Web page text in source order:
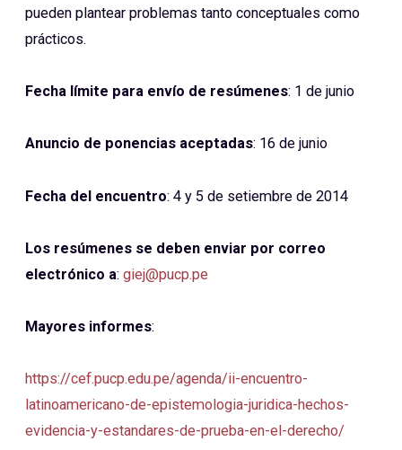
pueden plantear problemas tanto conceptuales como
prácticos.
Fecha límite para envío de resúmenes: 1 de junio
Anuncio de ponencias aceptadas: 16 de junio
Fecha del encuentro: 4 y 5 de setiembre de 2014
Los resúmenes se deben enviar por correo
electrónico a: giej@pucp.pe
Mayores informes:
https://cef.pucp.edu.pe/agenda/ii-encuentro-
latinoamericano-de-epistemologia-juridica-hechos-
evidencia-y-estandares-de-prueba-en-el-derecho/